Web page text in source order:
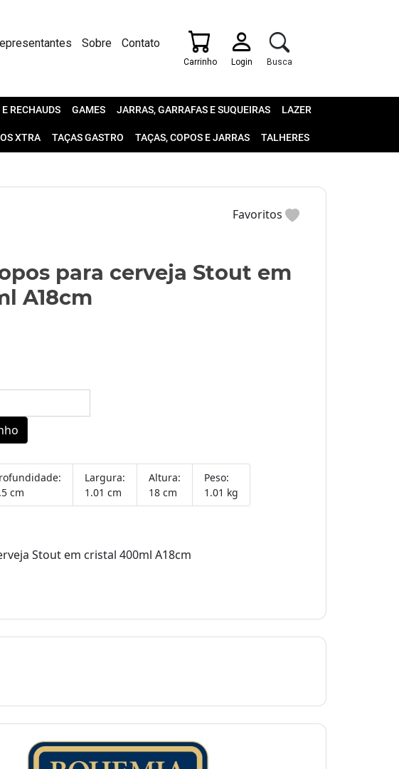
Sobre Contato
Carrinho Login Busca
RECHAUDS GAMES JARRAS, GARRAFAS E SUQUEIRAS LAZER
XTRA TAÇAS GASTRO TAÇAS, COPOS E JARRAS TALHERES
Favoritos
para cerveja Stout em
A18cm
cm
Largura:
1.01 cm
Altura:
18 cm
Peso:
1.01 kg
Stout em cristal 400ml A18cm